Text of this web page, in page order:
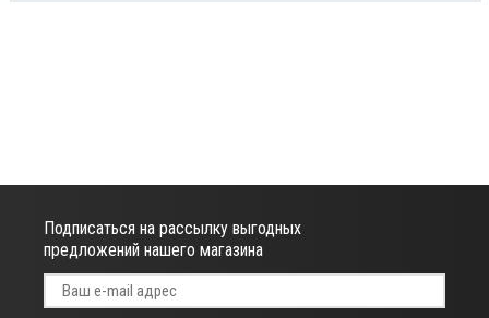
Подписаться на рассылку выгодных
предложений нашего магазина